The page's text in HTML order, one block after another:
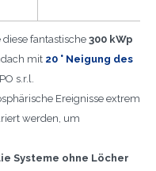
fantastische 300 kWp
mit 20 ° Neigung des
s.r.l.
Ereignisse extrem
werden, um
Systeme ohne Löcher